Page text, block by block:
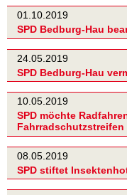
01.10.2019
SPD Bedburg-Hau
24.05.2019
SPD Bedburg-Hau
10.05.2019
SPD möchte
08.05.2019
SPD stiftet